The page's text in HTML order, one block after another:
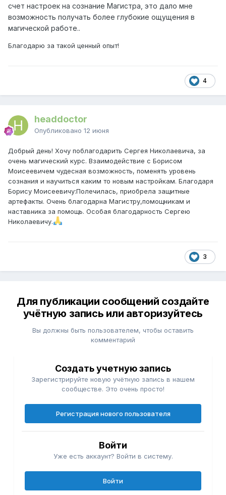
счет настроек на сознание Магистра, это дало мне
возможность получать более глубокие ощущения в
магической работе..
Благодарю за такой ценный опыт!
4
headdoctor
Опубликовано 12 июня
Добрый день! Хочу поблагодарить Сергея Николаевича, за
очень магический курс. Взаимодействие с Борисом
Моисеевичем чудесная возможность, поменять уровень
сознания и научиться каким то новым настройкам. Благодаря
Борису Моисеевичу:Полечилась, приобрела защитные
артефакты. Очень благодарна Магистру,помощникам и
наставника за помощь. Особая благодарность Сергею
Николаевичу.
3
Для публикации сообщений создайте
учётную запись или авторизуйтесь
Вы должны быть пользователем, чтобы оставить
комментарий
Создать учетную запись
Зарегистрируйте новую учётную запись в нашем
сообществе. Это очень просто!
Регистрация нового пользователя
Войти
Уже есть аккаунт? Войти в систему.
Войти